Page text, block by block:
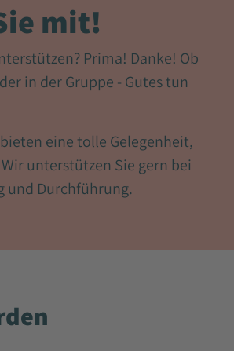
mit!
Prima! Danke! Ob
in der Gruppe - Gutes tun
eine tolle Gelegenheit,
unterstützen Sie gern bei
und Durchführung.